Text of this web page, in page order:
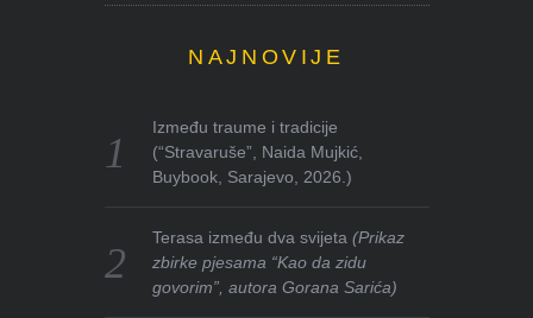
NAJNOVIJE
Između traume i tradicije
(“Stravaruše”, Naida Mujkić,
Buybook, Sarajevo, 2026.)
Terasa između dva svijeta(Prikaz
zbirke pjesama “Kao da zidu
govorim”, autora Gorana Sarića)